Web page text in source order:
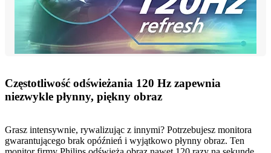
Częstotliwość odświeżania 120 Hz zapewnia
niezwykle płynny, piękny obraz
Grasz intensywnie, rywalizując z innymi? Potrzebujesz monitora
gwarantującego brak opóźnień i wyjątkowo płynny obraz. Ten